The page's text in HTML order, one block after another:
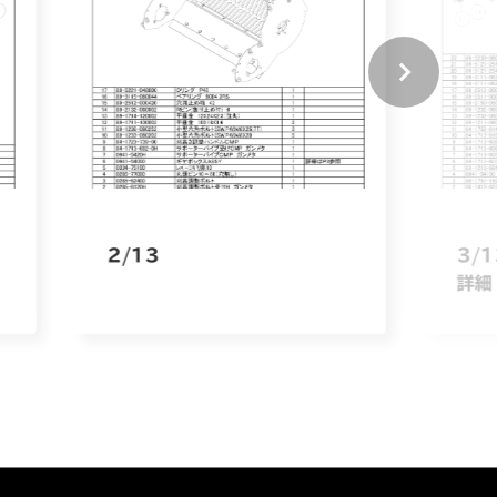
2/13
3/
詳細